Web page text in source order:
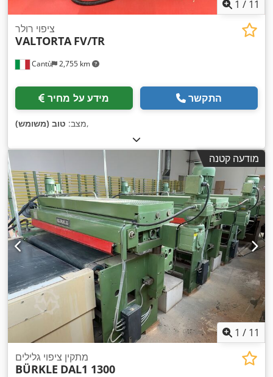
1 / 11
Cantù 2,755 km
ציפוי רולר
VALTORTA FV/TR
מידע על מחיר התקשר
מצב: טוב (משומש) ,
מודעה קטנה
1 / 11
מתקין ציפוי גלילים
BÜRKLE DAL1 1300